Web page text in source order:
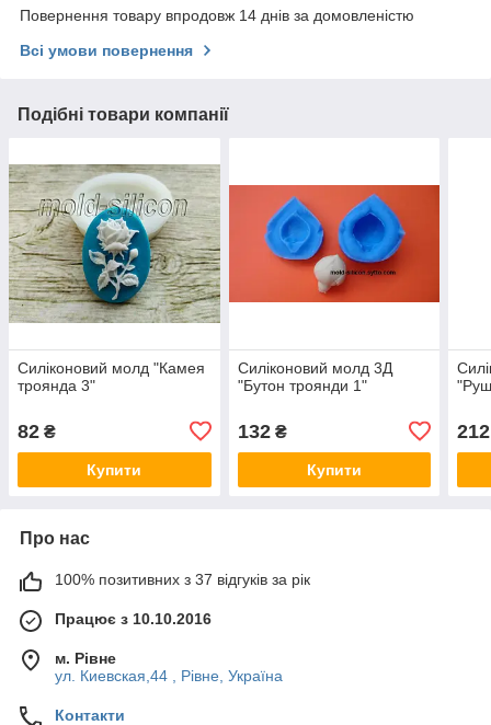
Повернення товару впродовж 14 днів за домовленістю
Всі умови повернення
Подібні товари компанії
Силіконовий молд "Камея
троянда 3"
82 ₴
Купити
Силіконовий молд 3Д
"Бутон троянди 1"
132₴
Купити
212
Про нас
100% позитивних з 37 відгуків за рік
Працює з 10.10.2016
м. Рівне
ул. Киевская,44 , Рівне, Україна
Контакти